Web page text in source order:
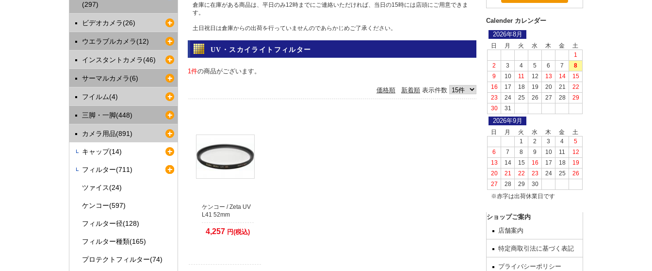
Calender カレンダー
2026年8月
日 月 火 水 木 金 土
1
2
3 4 5 6 7
8
9
10 11 12 13 14
15
16
17 18 19 20 21
22
23
24 25 26 27 28
29
30
31
2026年9月
日 月 火 水 木 金 土
1 2 3 4
5
6
7 8 9 10 11
12
13
14 15 16 17 18
19
20
21 22 23 24 25
26
27
28 29 30
※赤字は出荷休業日です
ショップご案内
店舗案内
特定商取引法に基づく表記
プライバシーポリシー
倉庫に在庫がある商品は、平日のみ12時までにご連絡いただければ、当日の15時には店頭にご用意できま
す。
土日祝日は倉庫からの出荷を行っていませんのであらかじめご了承ください。
問い合わせ
電話 052-583-7558 Eメール: info@camera-sell-buy.com
2023年06月01日
最近クレジットカードの不正利用が多発しており、当店では決済を確認するため、お時間を頂いておりま
す。
2017年05月12日
クレジットカード本人認証サービス対応いたしました
安全はお買い物の為にも、ぜひ本人認証サービスをご検討ください。
各クレジットカード会社の本人認証サービスをご利用いただいた場合、決済確認時間を早めることが出来
送となります。
1日程度(場合により2、3日以上)出荷までお時間がかかりますので予めご了承ください。
2021年09月26日
します。
UV・スカイライトフィルター
1件の商品がございます。
価格順 新着順 表示件数
ケンコー / Zeta UV
L41 52mm
4,257 円(税込)
(297)
ビデオカメラ(26)
ウエラブルカメラ(12)
インスタントカメラ(46)
サーマルカメラ(6)
フイルム(4)
三脚・一脚(448)
カメラ用品(891)
キャップ(14)
フィルター(711)
ツァイス(24)
ケンコー(597)
フィルター径(128)
フィルター種類(165)
プロテクトフィルター(74)